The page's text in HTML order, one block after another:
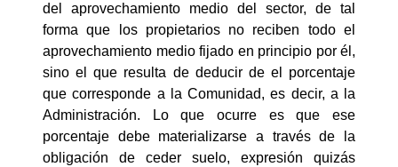
del aprovechamiento medio del sector, de tal
forma que los propietarios no reciben todo el
aprovechamiento medio fijado en principio por él,
sino el que resulta de deducir de el porcentaje
que corresponde a la Comunidad, es decir, a la
Administración. Lo que ocurre es que ese
porcentaje debe materializarse a través de la
obligación de ceder suelo, expresión quizás